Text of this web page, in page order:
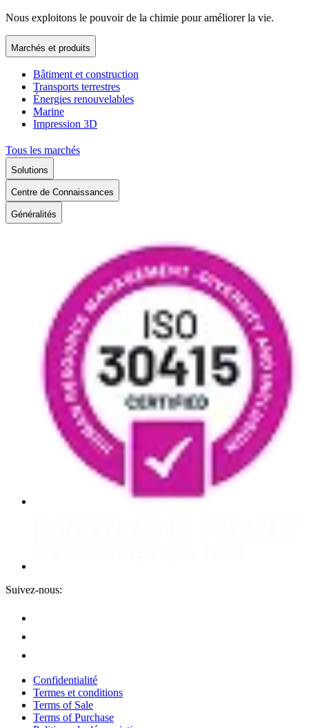
Nous exploitons le pouvoir de la chimie pour améliorer la vie.
Marchés et produits
Bâtiment et construction
Transports terrestres
Énergies renouvelables
Marine
Impression 3D
Tous les marchés
Solutions
Centre de Connaissances
Généralités
Suivez-nous:
Confidentialité
Termes et conditions
Terms of Sale
Terms of Purchase